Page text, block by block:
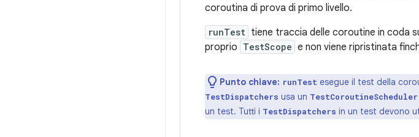
coroutina di prova di primo livello.
runTest tiene traccia delle coroutine in coda
proprio TestScope e non viene ripristinata
Punto chiave: runTest esegue il test della
TestDispatchers usa un TestCoroutineScheduler
un test. Tutti i TestDispatchers in un test devono